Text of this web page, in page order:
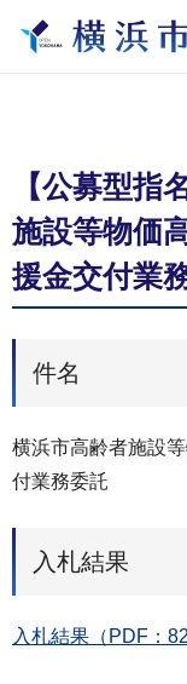
【公募型指
施設等物価
援金交付業
件名
横浜市高齢者施設
付業務委託
入札結果
入札結果（PDF：